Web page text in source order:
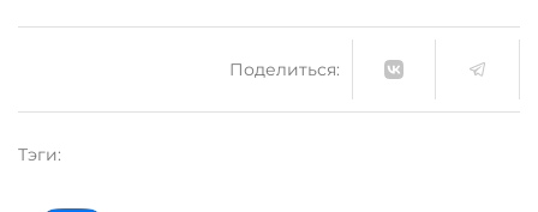
Поделиться:
Тэги: